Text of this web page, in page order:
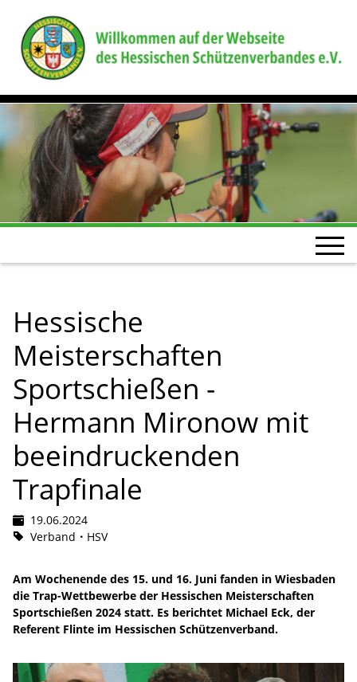
Hessische
Meisterschaften
Sportschießen -
Hermann Mironow mit
beeindruckenden
Trapfinale
19.06.2024
Verband
HSV
Am Wochenende des 15. und 16. Juni fanden in Wiesbaden
die Trap-Wettbewerbe der Hessischen Meisterschaften
Sportschießen 2024 statt. Es berichtet Michael Eck, der
Referent Flinte im Hessischen Schützenverband.